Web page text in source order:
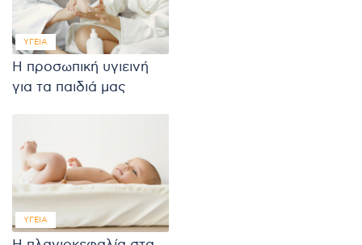
ΥΓΕΊΑ
Η προσωπική υγιεινή
για τα παιδιά μας
ΥΓΕΊΑ